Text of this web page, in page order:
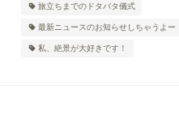
旅立ちまでのドタバタ儀式
最新ニュースのお知らせしちゃうよー
私、絶景が大好きです！